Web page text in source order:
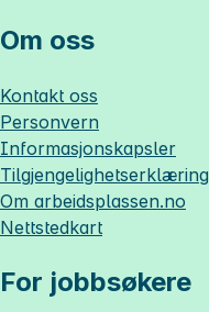
Om oss
Kontakt oss
Personvern
Informasjonskapsler
Tilgjengelighetserklæring
Om arbeidsplassen.no
Nettstedkart
For jobbsøkere